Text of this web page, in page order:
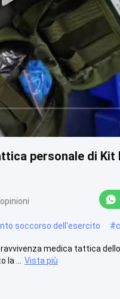
personale di Kit
soccorso dell'esercito #
medica tattica
...
Vista più